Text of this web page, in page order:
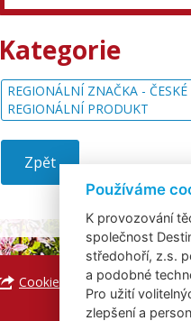
Kategorie
REGIONÁLNÍ ZNAČKA -
REGIONÁLNÍ PRODUKT
Zpět
Cookies
Používáme
K provozování
společnost
středohoří, z.s.
a podobné
Pro užití
zlepšení a